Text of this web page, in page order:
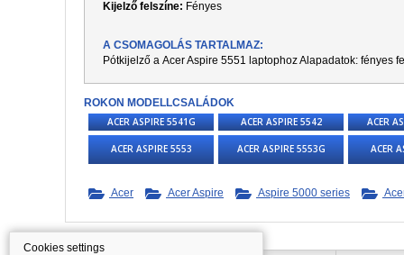
Kijelző felszíne: Fényes
A CSOMAGOLÁS TARTALMAZ:
Pótkijelző a Acer Aspire 5551 laptophoz Alapadatok: fényes
ROKON MODELLCSALÁDOK
ACER ASPIRE 5541G
ACER ASPIRE 5542 ACER
ACER ASPIRE 5553 ACER ASPIRE 5553G ACER
Acer Acer Aspire Aspire 5000 series
Cookies settings